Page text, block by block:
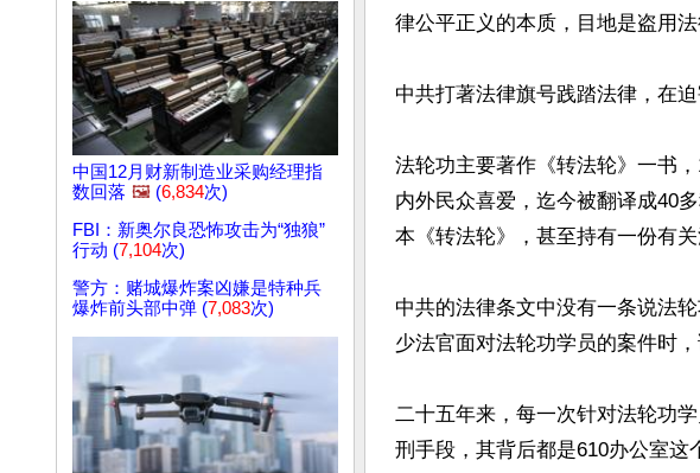
中国12月财新制造业采购经理指
数回落 🖼️ (6,834次)
FBI：新奥尔良恐怖攻击为“独狼”
行动 (7,104次)
警方：赌城爆炸案凶嫌是特种兵
爆炸前头部中弹 (7,083次)
律公平正义的本质，目地是盗用
中共打著法律旗号践踏法律，在
法轮功主要著作《转法轮》一书
内外民众喜爱，迄今被翻译成40
本《转法轮》，甚至持有一份有
中共的法律条文中没有一条说法
少法官面对法轮功学员的案件时
二十五年来，每一次针对法轮功
刑手段，其背后都是610办公室